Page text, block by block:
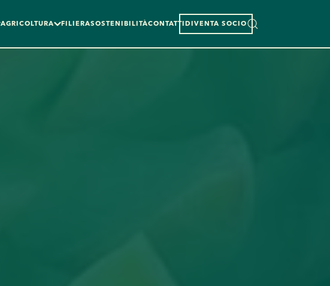
AGRICOLTURA FILIERASOSTENIBILITÀCONTATTIDIVENTA SOCIO